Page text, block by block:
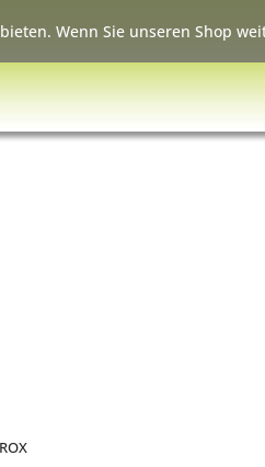
Wenn Sie unseren Shop